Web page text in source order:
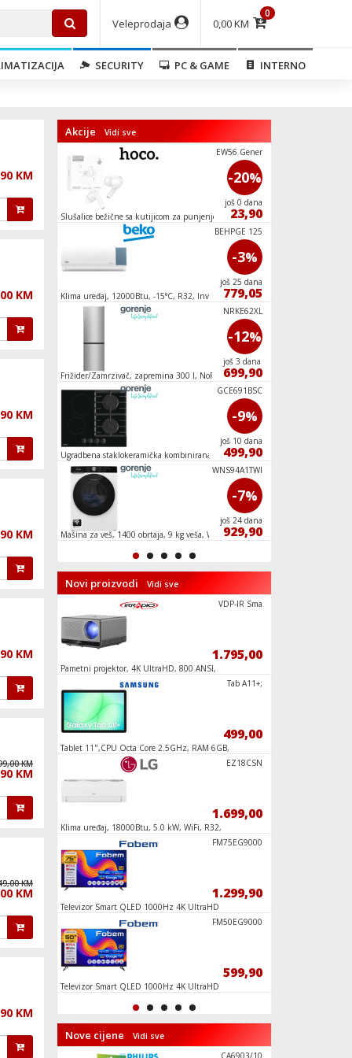
0,00 KM
0
Veleprodaja
SECURITY PC & GAME
INTERNO
KM
KM
KM
KM
KM
KM
KM
KM
KM
KM
Akcije Vidi sve
-13
još 25 dana
259,00
TGR100NG
341,10
-9%
još 22 dana
-7%
još 25 dana
269,00
W45 Enjoy,
39,90
Slušalice bežične sa kutijicom za punjenje,
EW56 Gener
-20%
još 0 dana
23,90
Klima uređaj, 12000Btu, -15°C, R32, Inverter,
WiFi, A++/A+
BEHPGE 125
-3%
još 25 dana
779,05
Frižider/Zamrzivač, zapremina 300 l, NoFrost
NRKE62XL
-12%
još 3 dana
699,90
Ugradbena staklokeramička kombinirana ploča
za kuhanje,3000W
GCE691BSC
-9%
još 10 dana
499,90
Mašina za veš, 1400 obrtaja, 9 kg veša, WiFi, A
WNS94A1TWI
-7%
još 24 dana
929,90
Novi proizvodi Vidi sve
689,90
RS2420HE
E
RH2901HE
569,90
579,00
I6V5PMS
Pametni projektor, 4K UltraHD, 800 ANSI,
WiFi, BT, Android
VDP-IR Sma
1.795,00
Tablet 11",CPU Octa Core 2.5GHz, RAM 6GB,
128GB, 7040mAh
Tab A11+;
499,00
Klima uređaj, 18000Btu, 5.0 kW, WiFi, R32,
EZ18CSN
1.699,00
Televizor Smart QLED 1000Hz 4K UltraHD
FM75EG9000
1.299,90
Televizor Smart QLED 1000Hz 4K UltraHD
FM50EG9000
599,90
Nove cijene Vidi sve
Horizon - CA6903/10